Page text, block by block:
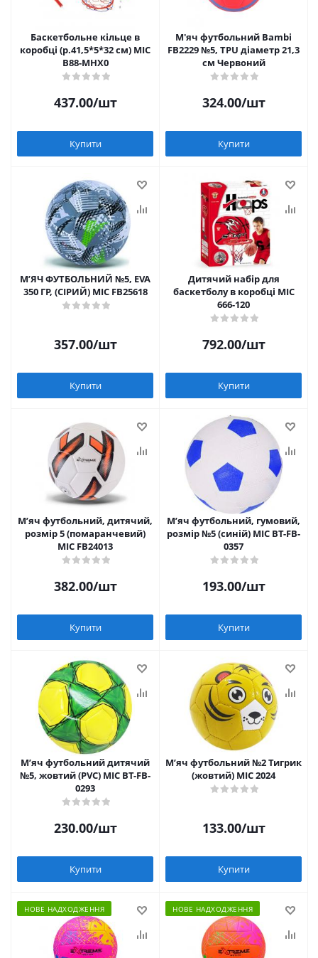
Баскетбольне кільце в
коробці (р.41,5*5*32 см) MIC
B88-MHX0
437.00/шт
Купити
М'яч футбольний Bambi
FB2229 №5, TPU діаметр 21,3
см Червоний
324.00/шт
Купити
МʼЯЧ ФУТБОЛЬНИЙ №5, EVA
350 ГР, (СІРИЙ) MIC FB25618
357.00/шт
Купити
Дитячий набір для
баскетболу в коробці MIC
666-120
792.00/шт
Купити
Мʼяч футбольний, дитячий,
розмір 5 (помаранчевий)
MIC FB24013
382.00/шт
Купити
Мʼяч футбольний, гумовий,
розмір №5 (синій) MIC BT-FB-
0357
193.00/шт
Купити
Мʼяч футбольний дитячий
№5, жовтий (PVC) MIC BT-FB-
0293
230.00/шт
Купити
Мʼяч футбольний №2 Тигрик
(жовтий) MIC 2024
133.00/шт
Купити
НОВЕ НАДХОДЖЕННЯ НОВЕ НАДХОДЖЕННЯ